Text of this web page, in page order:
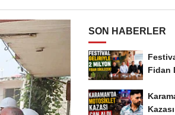
SON HABERLER
Fidan